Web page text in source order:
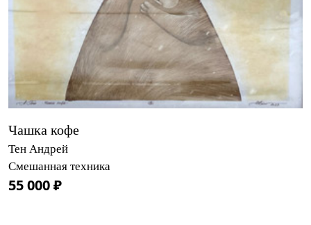
Чашка кофе
Тен Андрей
Смешанная техника
55 000 ₽